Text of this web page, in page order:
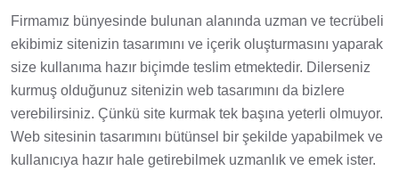
Firmamız bünyesinde bulunan alanında uzman ve tecrübeli
ekibimiz sitenizin tasarımını ve içerik oluşturmasını yaparak
size kullanıma hazır biçimde teslim etmektedir. Dilerseniz
kurmuş olduğunuz sitenizin web tasarımını da bizlere
verebilirsiniz. Çünkü site kurmak tek başına yeterli olmuyor.
Web sitesinin tasarımını bütünsel bir şekilde yapabilmek ve
kullanıcıya hazır hale getirebilmek uzmanlık ve emek ister.